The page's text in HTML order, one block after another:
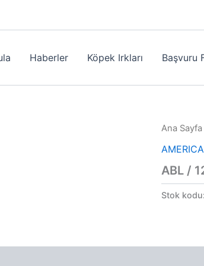
Haberler Köpek Irkları Başvuru
Ana Sayfa
ABL /
Stok kodu: